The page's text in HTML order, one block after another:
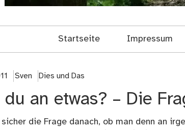
Startseite Impressum
Sven Dies und Das
du an etwas? – Die
die Frage danach, ob man denn an